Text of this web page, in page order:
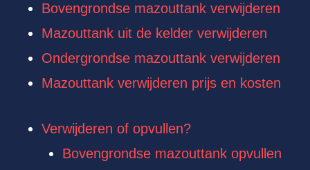
Bovengrondse mazouttank verwijderen
Mazouttank uit de kelder verwijderen
Ondergrondse mazouttank verwijderen
Mazouttank verwijderen prijs en kosten
Verwijderen of opvullen?
Bovengrondse mazouttank opvullen